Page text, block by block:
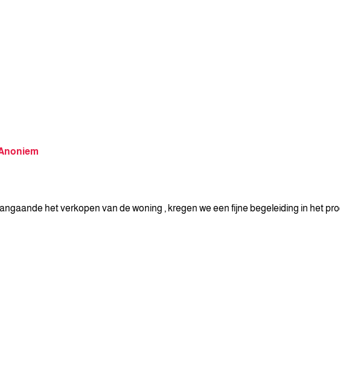
het verkopen van de woning , kregen we een fijne begeleiding in het